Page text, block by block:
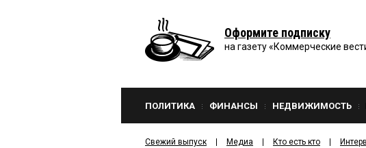
Оформите подписку
на газету «Коммерческие
ПОЛИТИКА ФИНАНСЫ НЕДВИЖИМОСТЬ
Свежий выпуск Медиа Кто есть кто